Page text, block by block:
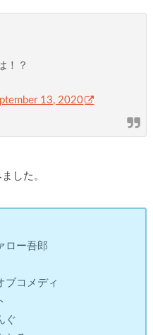
！？
13, 2020
した。
ロー吾郎
ブコメディ
ぐ